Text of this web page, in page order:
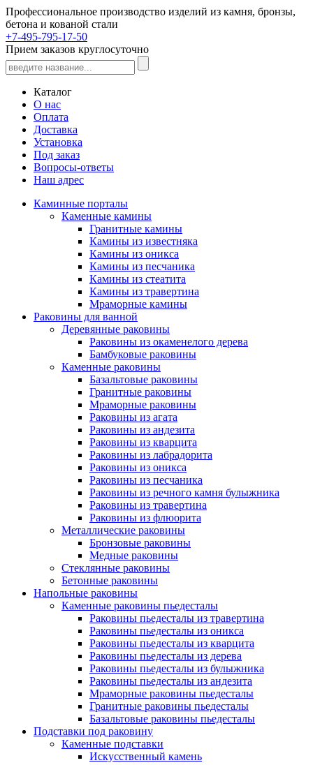
Профессиональное производство изделий из камня, бронзы,
бетона и кованой стали
+7-495-795-17-50
Прием заказов круглосуточно
Каталог
О нас
Оплата
Доставка
Установка
Под заказ
Вопросы-ответы
Наш адрес
Каминные порталы
Каменные камины
Гранитные камины
Камины из известняка
Камины из оникса
Камины из песчаника
Камины из стеатита
Камины из травертина
Мраморные камины
Раковины для ванной
Деревянные раковины
Раковины из окаменелого дерева
Бамбуковые раковины
Каменные раковины
Базальтовые раковины
Гранитные раковины
Мраморные раковины
Раковины из агата
Раковины из андезита
Раковины из кварцита
Раковины из лабрадорита
Раковины из оникса
Раковины из песчаника
Раковины из речного камня булыжника
Раковины из травертина
Раковины из флюорита
Металлические раковины
Бронзовые раковины
Медные раковины
Стеклянные раковины
Бетонные раковины
Напольные раковины
Каменные раковины пьедесталы
Раковины пьедесталы из травертина
Раковины пьедесталы из оникса
Раковины пьедесталы из кварцита
Раковины пьедесталы из дерева
Раковины пьедесталы из булыжника
Раковины пьедесталы из андезита
Мраморные раковины пьедесталы
Гранитные раковины пьедесталы
Базальтовые раковины пьедесталы
Подставки под раковину
Каменные подставки
Искусственный камень